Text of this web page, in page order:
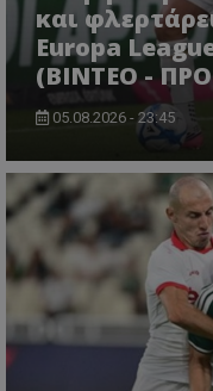
και
Europa
(ΒΙΝΤΕΟ -
05.08.2026 - 23:45